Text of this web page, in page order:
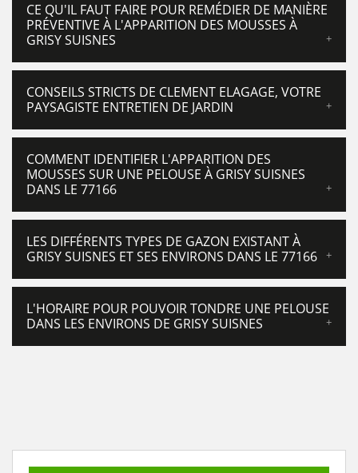
CE QU'IL FAUT FAIRE POUR REMÉDIER DE MANIÈRE
PRÉVENTIVE À L'APPARITION DES MOUSSES À
GRISY SUISNES
CONSEILS STRICTS DE CLEMENT ELAGAGE, VOTRE
PAYSAGISTE ENTRETIEN DE JARDIN
COMMENT IDENTIFIER L'APPARITION DES
MOUSSES SUR UNE PELOUSE À GRISY SUISNES
DANS LE 77166
LES DIFFÉRENTS TYPES DE GAZON EXISTANT À
GRISY SUISNES ET SES ENVIRONS DANS LE 77166
L'HORAIRE POUR POUVOIR TONDRE UNE PELOUSE
DANS LES ENVIRONS DE GRISY SUISNES